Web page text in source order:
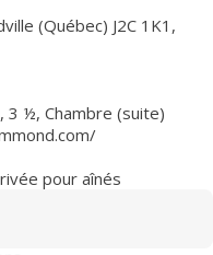
(Québec) J2C 1K1,
3 ½, Chambre (suite)
pour aînés